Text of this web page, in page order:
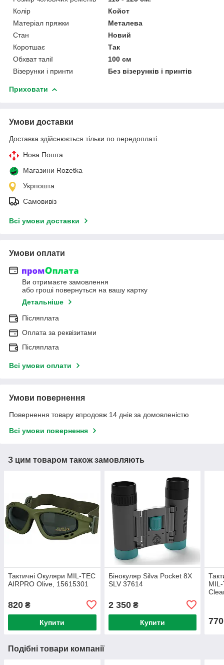
Колір
Койот
Матеріал пряжки
Металева
Стан
Новий
Коротшає
Так
Обхват талії
100 см
Візерунки і принти
Без візерунків і принтів
Приховати
Умови доставки
Доставка здійснюється тільки по передоплаті.
Нова Пошта
Магазини Rozetka
Укрпошта
Самовивіз
Всі умови доставки
Умови оплати
Ви отримаєте замовлення
або гроші повернуться на вашу картку
Детальніше
Післяплата
Оплата за реквізитами
Післяплата
Всі умови оплати
Умови повернення
Повернення товару впродовж 14 днів за домовленістю
Всі умови повернення
З цим товаром також замовляють
Тактичні Окуляри MIL-TEC
AIRPRO Olive, 15615301
820 ₴
Купити
Бінокуляр Silva Pocket 8X
SLV 37614
2 350₴
Купити 770
Подібні товари компанії